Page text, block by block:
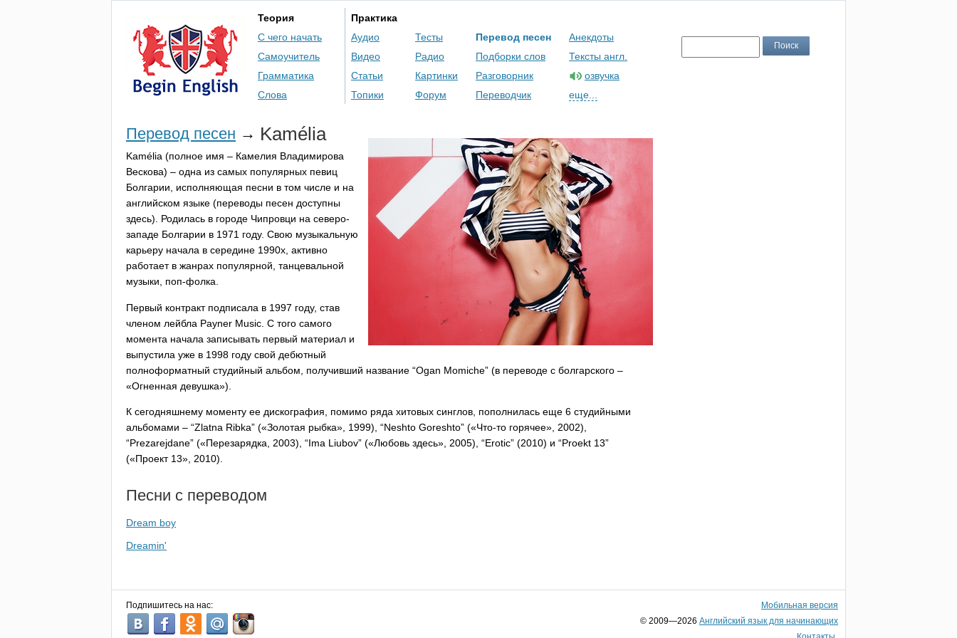
Теория
С чего начать
Самоучитель
Грамматика
Слова
Практика
Аудио
Видео
Статьи
Топики
Тесты
Радио
Картинки
Форум
Перевод песен
Подборки слов
Разговорник
Переводчик
Анекдоты
Тексты англ.
озвучка
еще...
Перевод песен → Kamé lia
Kamélia (полное имя – Камелия Владимирова
Вескова) – одна из самых популярных певиц
Болгарии, исполняющая песни в том числе и на
английском языке (переводы песен доступны
здесь). Родилась в городе Чипровци на северо-
западе Болгарии в 1971 году. Свою музыкальную
карьеру начала в середине 1990х, активно
работает в жанрах популярной, танцевальной
музыки, поп-фолка.
Первый контракт подписала в 1997 году, став
членом лейбла Payner Music . С того самого
момента начала записывать первый материал и
выпустила уже в 1998 году свой дебютный
полноформатный студийный альбом, получивший название “Ogan Momiche” (в переводе с болгарского –
«Огненная девушка»).
К сегодняшнему моменту ее дискография, помимо ряда хитовых синглов, пополнилась еще 6 студийными
альбомами – “Zlatna Ribka” («Золотая рыбка», 1999), “Neshto Goreshto” («Что-то горячее», 2002),
“Prezarejdane” («Перезарядка, 2003), “Ima Liubov” («Любовь здесь», 2005), “Erotic” (2010) и “Proekt 13”
(«Проект 13», 2010).
Песни с переводом
Dream boy
Dreamin'
Подпишитесь на нас:
Мобильная версия
© 2009—2026 Английский язык для начинающих